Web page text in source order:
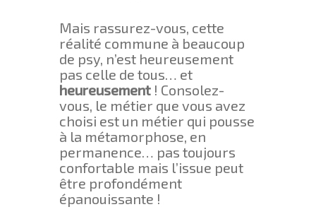
Mais rassurez-vous, cette
réalité commune à beaucoup
de psy, n’est heureusement
pas celle de tous… et
heureusement ! Consolez-
vous, le métier que vous avez
choisi est un métier qui pousse
à la métamorphose, en
permanence… pas toujours
confortable mais l’issue peut
être profondément
épanouissante !